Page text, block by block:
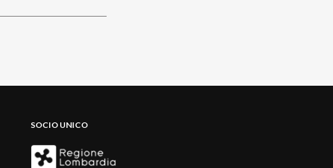
SOCIO UNICO